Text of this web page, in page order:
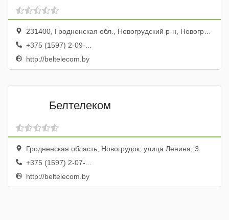
231400, Гродненская обл., Новогрудский р-н, Новогрудок г., ул. Ленина, 3
+375 (1597) 2-09-...
http://beltelecom.by
Белтелеком
Гродненская область, Новогрудок, улица Ленина, 3
+375 (1597) 2-07-...
http://beltelecom.by